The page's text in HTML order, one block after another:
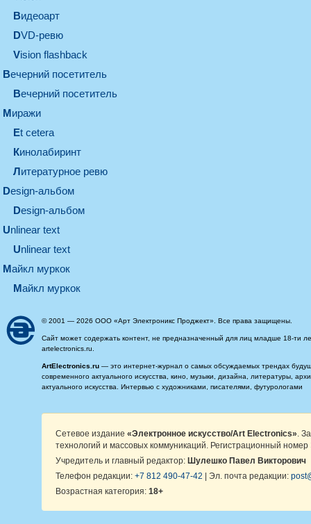
видеоарт
DVD-ревю
Vision flashback
вечерний посетитель
вечерний посетитель
миражи
et cetera
кинолабиринт
литературное ревю
design-альбом
design-альбом
unlinear text
Unlinear text
майкл муркок
майкл муркок
© 2001 — 2026 ООО «Арт Электроникс Проджект». Все права защищены.
Сайт может содержать контент, не предназначенный для лиц младше 18-ти
artelectronics.ru.
ArtElectronics.ru — это интернет-журнал о самых обсуждаемых трендах
современного актуального искусства, кино, музыки, дизайна, литературы,
актуального искусства. Интервью с художниками, писателями, футурологами
Сетевое издание «Электронное искусство/Art Electronics» .
технологий и массовых коммуникаций. Регистрационный
Учредитель и главный редактор: Шулешко Павел Викторович
Телефон редакции: +7 812 490-47-42 | Эл. почта редакции:
Возрастная категория: 18+